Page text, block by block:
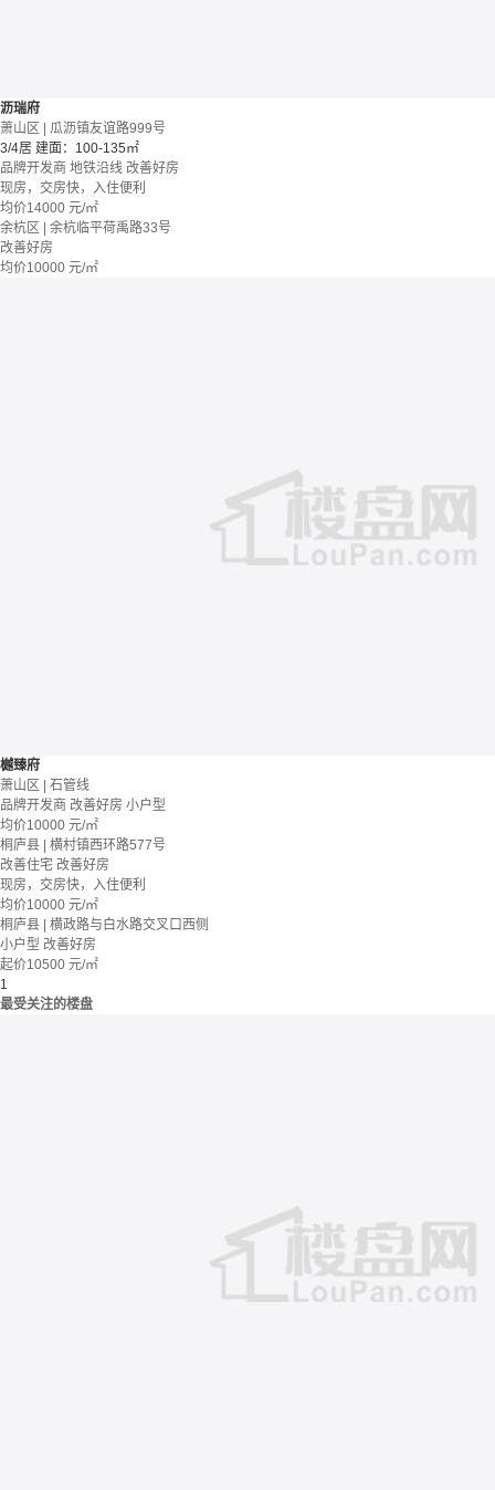
沥瑞府
萧山区 | 瓜沥镇友谊路999号
3/4居 建面：100-135㎡
品牌开发商 地铁沿线 改善好房
现房，交房快，入住便利
均价14000 元/㎡
余杭区 | 余杭临平荷禹路33号
改善好房
均价10000 元/㎡
樾臻府
萧山区 | 石管线
品牌开发商 改善好房 小户型
均价10000 元/㎡
桐庐县 | 横村镇西环路577号
改善住宅 改善好房
现房，交房快，入住便利
均价10000 元/㎡
桐庐县 | 横政路与白水路交叉口西侧
小户型 改善好房
起价10500 元/㎡
1
最受关注的楼盘